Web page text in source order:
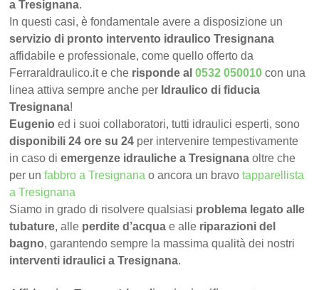
a Tresignana.
In questi casi, è fondamentale avere a disposizione un
servizio di pronto intervento idraulico Tresignana
affidabile e professionale, come quello offerto da
FerraraIdraulico.it e che risponde al0532 050010 con una
linea attiva sempre anche per Idraulico di fiducia
Tresignana!
Eugenio ed i suoi collaboratori, tutti idraulici esperti, sono
disponibili 24 ore su 24 per intervenire tempestivamente
in caso diemergenze idrauliche a Tresignanaoltre che
per unfabbro a Tresignana o ancora un bravotapparellista
a Tresignana
Siamo in grado di risolvere qualsiasi problema legato alle
tubature, alle perdite d’acqua e alle riparazioni del
bagno, garantendo sempre la massima qualità dei nostri
interventi idraulici a Tresignana.